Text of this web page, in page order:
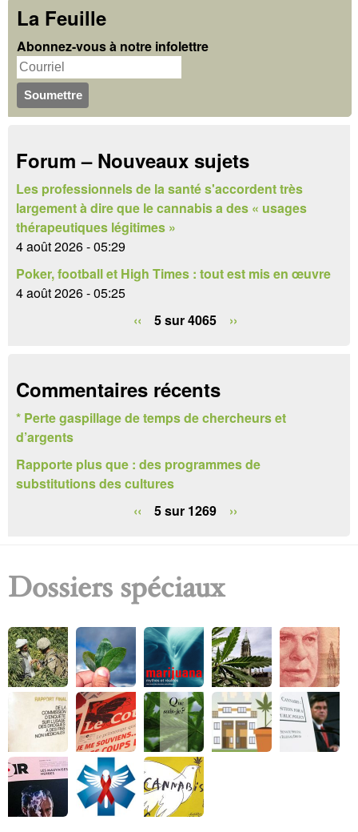
r
m
u
l
i
r
e
d
e
h
e
r
c
c
h
e
r
c
e
r
La Feuille
Abonnez-vous à notre infolettre
Forum – Nouveaux sujets
Les professionnels de la santé s'accordent très
largement à dire que le cannabis a des « usages
thérapeutiques légitimes »
4 août 2026 - 05:29
Poker, football et High Times : tout est mis en œuvre
4 août 2026 - 05:25
‹‹
5 sur 4065 ››
Commentaires récents
* Perte gaspillage de temps de chercheurs et
d’argents
Rapporte plus que : des programmes de
substitutions des cultures
‹‹
5 sur 1269 ››
Dossiers spéciaux